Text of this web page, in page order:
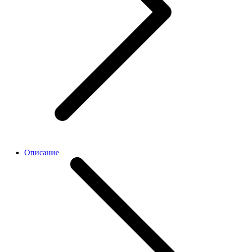
Описание